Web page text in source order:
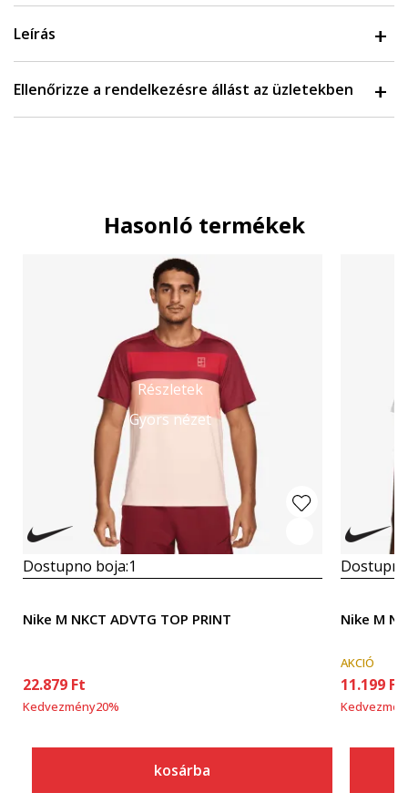
Leírás
Ellenőrizze a rendelkezésre állást az üzletekben
Hasonló termékek
Részletek
Gyors nézet
Dostupno boja:1
Nike M NKCT ADVTG TOP PRINT
22.879 Ft
Kedvezmény20%
kosárba
Nike M
AKCIÓ
11.199 Ft